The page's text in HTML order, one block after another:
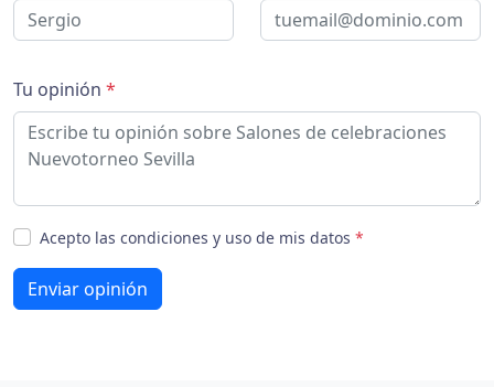
Tu opinión *
Acepto las condiciones y uso de mis datos *
Enviar opinión